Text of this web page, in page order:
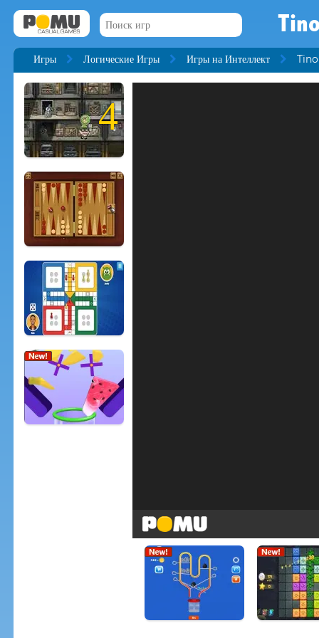
Игры Логические Игры Игры на Интеллект
4